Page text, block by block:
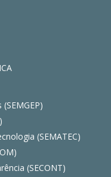
(SEMATEC)
(SECONT)